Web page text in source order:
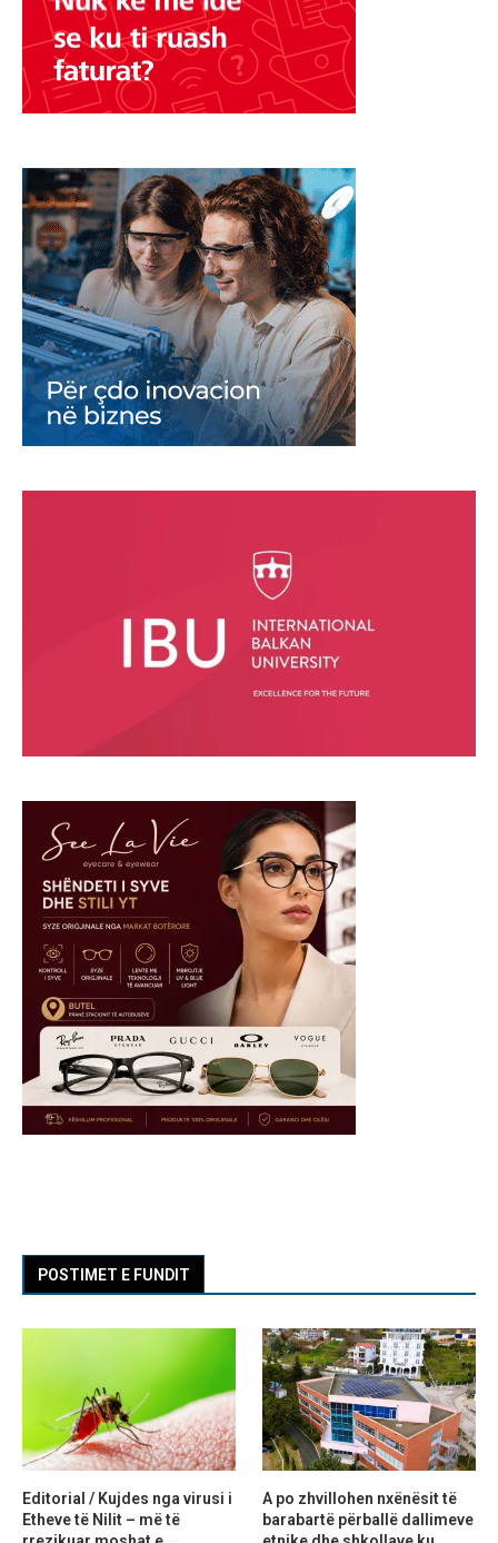
POSTIMET E FUNDIT
Editorial / Kujdes nga virusi i
Etheve të Nilit – më të
A po zhvillohen nxënësit të
barabartë përballë dallimeve